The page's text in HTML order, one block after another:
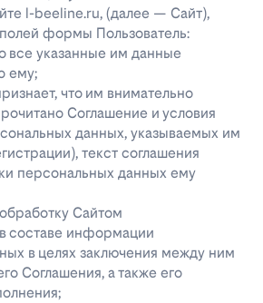
l-beeline.ru, (далее — Сайт),
формы Пользователь:
все указанные им данные
ему;
что им внимательно
Соглашение и условия
данных, указываемых им
текст соглашения
персональных данных ему
Сайтом
составе информации
в целях заключения между ним
Соглашения, а также его